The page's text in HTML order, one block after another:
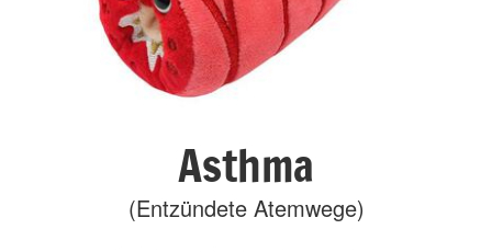
Asthma
(Entzündete Atemwege)